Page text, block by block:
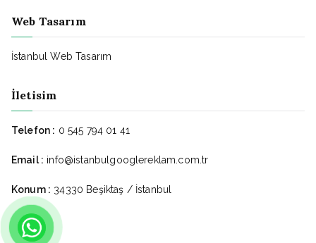
Web Tasarım
İstanbul Web Tasarım
İletisim
Telefon : 0 545 794 01 41
Email : info@istanbulgooglereklam.com.tr
Konum : 34330 Beşiktaş / İstanbul